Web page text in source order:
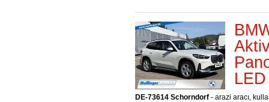
DE-73614 Schorndorf - arazi aracı,